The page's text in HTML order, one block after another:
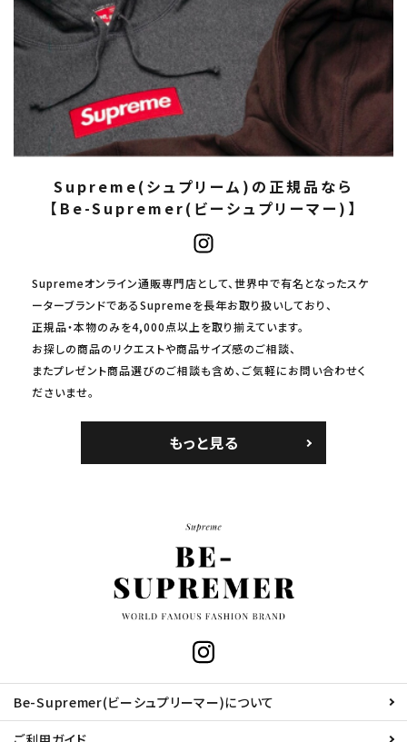
Supreme(シュプリーム)の正規品なら
【Be-Supremer(ビーシュプリーマー)】
Supremeオンライン通販専門店として、世界中で有名となったスケ
ーターブランドであるSupremeを長年お取り扱いしており、
正規品・本物のみを4,000点以上を取り揃えています。
お探しの商品のリクエストや商品サイズ感のご相談、
またプレゼント商品選びのご相談も含め、ご気軽にお問い合わせく
ださいませ。
もっと見る
Be-Supremer(ビーシュプリーマー)について